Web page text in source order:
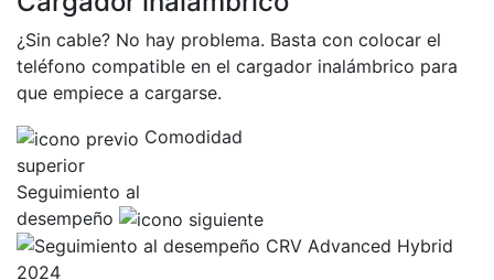
¿Sin cable? No hay problema. Basta con colocar el
teléfono compatible en el cargador inalámbrico para
que empiece a cargarse.
Comodidad
superior
Seguimiento al
desempeño